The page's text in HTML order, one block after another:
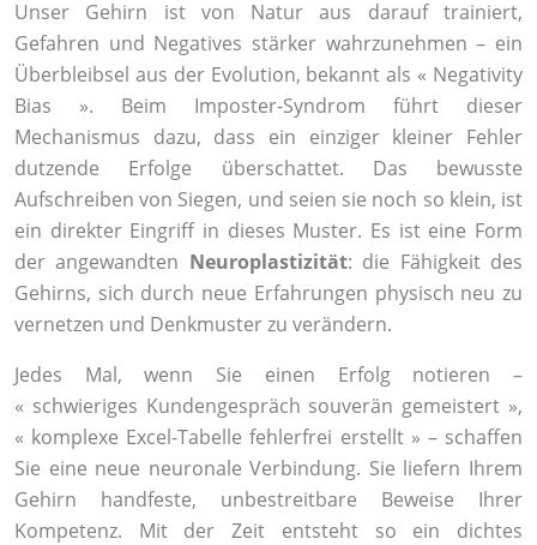
Unser Gehirn ist von Natur aus darauf trainiert,
Gefahren und Negatives stärker wahrzunehmen – ein
Überbleibsel aus der Evolution, bekannt als « Negativity
Bias ». Beim Imposter-Syndrom führt dieser
Mechanismus dazu, dass ein einziger kleiner Fehler
dutzende Erfolge überschattet. Das bewusste
Aufschreiben von Siegen, und seien sie noch so klein, ist
ein direkter Eingriff in dieses Muster. Es ist eine Form
der angewandten Neuroplastizität: die Fähigkeit des
Gehirns, sich durch neue Erfahrungen physisch neu zu
vernetzen und Denkmuster zu verändern.
Jedes Mal, wenn Sie einen Erfolg notieren –
« schwieriges Kundengespräch souverän gemeistert »,
« komplexe Excel-Tabelle fehlerfrei erstellt » – schaffen
Sie eine neue neuronale Verbindung. Sie liefern Ihrem
Gehirn handfeste, unbestreitbare Beweise Ihrer
Kompetenz. Mit der Zeit entsteht so ein dichtes